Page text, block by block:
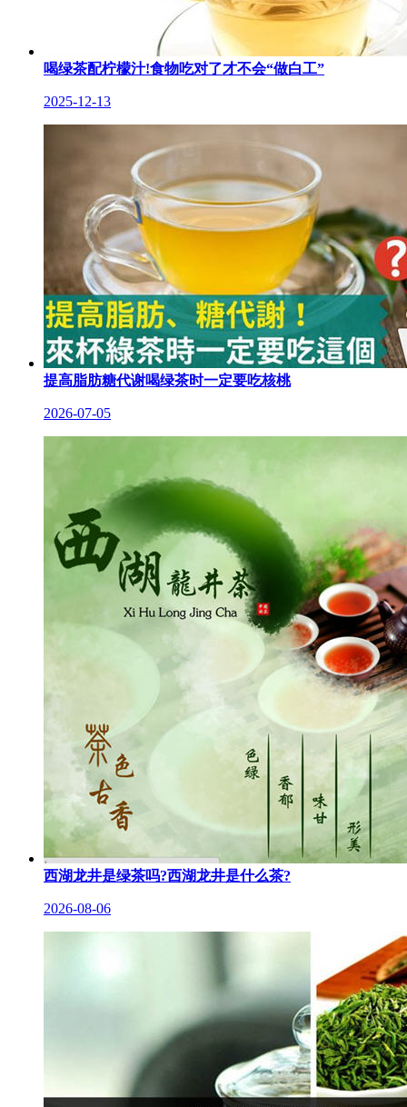
喝绿茶配柠檬汁!食物吃对了才不会“做白工”
2025-12-13
提高脂肪糖代谢喝绿茶时一定要吃核桃
2026-07-05
西湖龙井是绿茶吗?西湖龙井是什么茶?
2026-08-06